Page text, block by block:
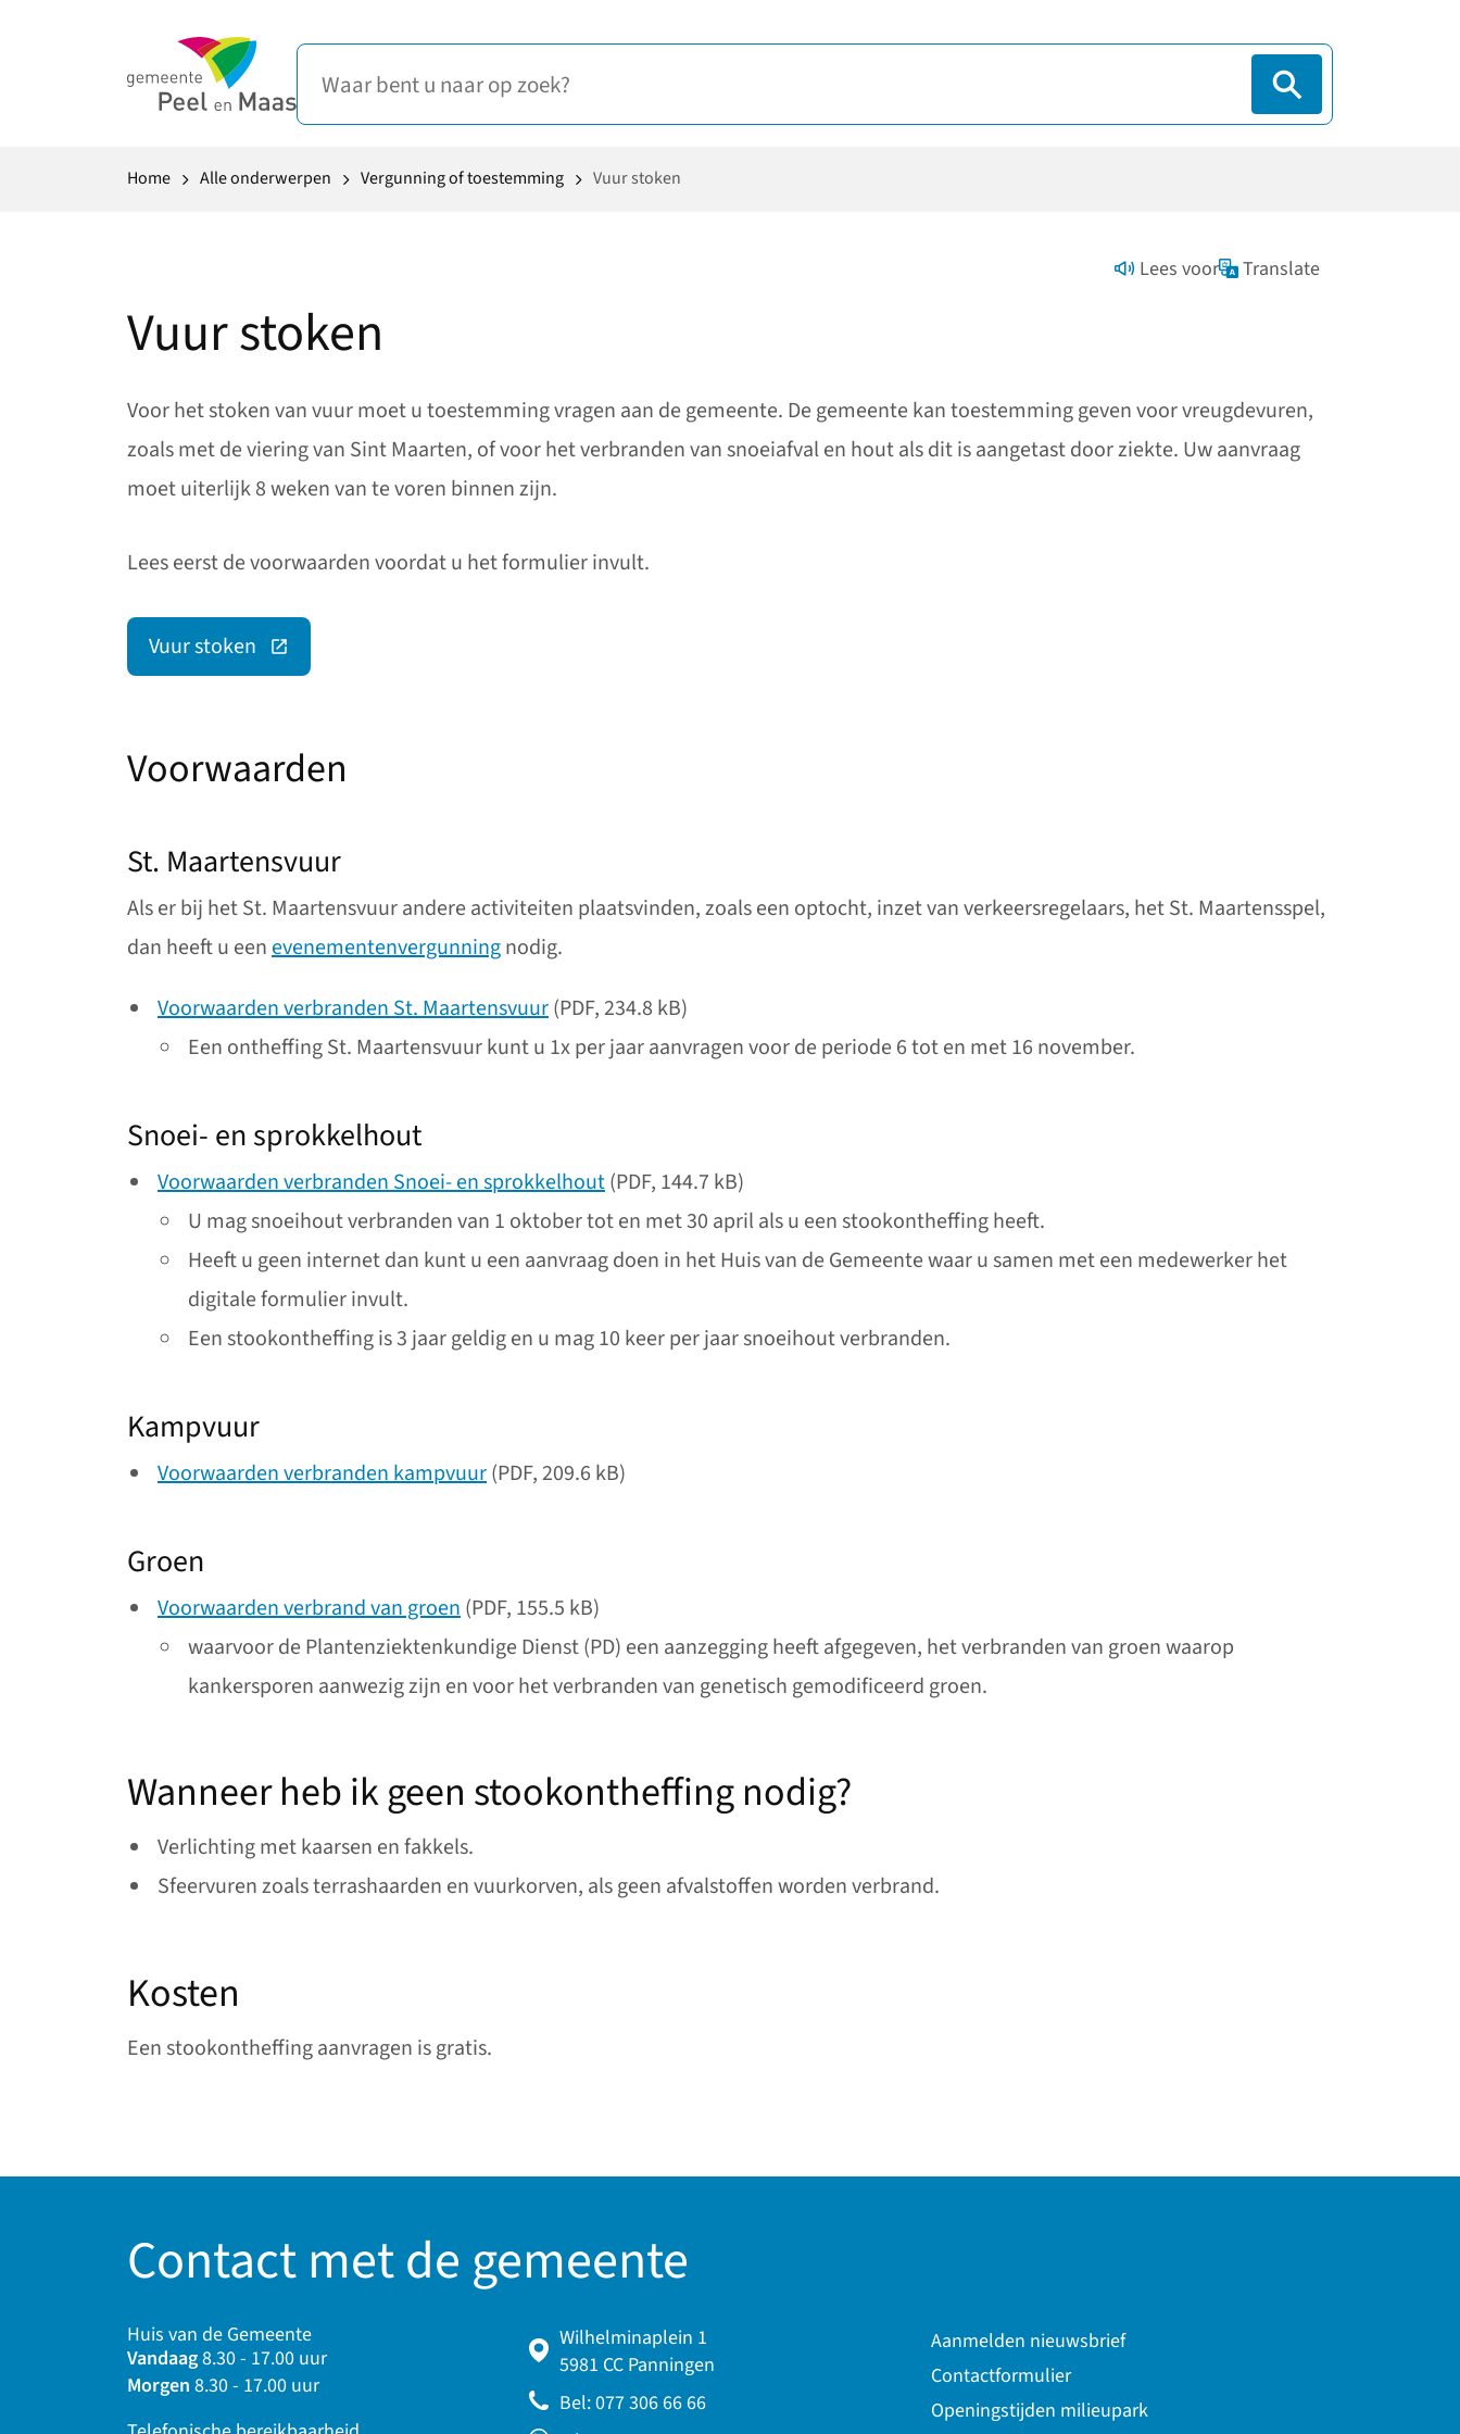
Home Alle onderwerpen Vergunning of toestemming Vuur stoken
Lees voor Translate
Vuur stoken
Voor het stoken van vuur moet u toestemming vragen aan de gemeente. De gemeente kan toestemming geven voor vreugdevuren,
zoals met de viering van Sint Maarten, of voor het verbranden van snoeiafval en hout als dit is aangetast door ziekte. Uw aanvraag
moet uiterlijk 8 weken van te voren binnen zijn.
Lees eerst de voorwaarden voordat u het formulier invult.
Vuur stoken(Deze link gaat naar een externe website)
Voorwaarden
St. Maartensvuur
Als er bij het St. Maartensvuur andere activiteiten plaatsvinden, zoals een optocht, inzet van verkeersregelaars, het St. Maartensspel,
dan heeft u eenevenementenvergunningnodig.
Voorwaarden verbranden St. Maartensvuur(PDF, 234.8 kB)
Een ontheffing St. Maartensvuur kunt u 1x per jaar aanvragen voor de periode 6 tot en met 16 november.
Snoei- en sprokkelhout
Voorwaarden verbranden Snoei- en sprokkelhout(PDF, 144.7 kB)
U mag snoeihout verbranden van 1 oktober tot en met 30 april als u een stookontheffing heeft.
Heeft u geen internet dan kunt u een aanvraag doen in het Huis van de Gemeente waar u samen met een medewerker het
digitale formulier invult.
Een stookontheffing is 3 jaar geldig en u mag 10 keer per jaar snoeihout verbranden.
Kampvuur
Voorwaarden verbranden kampvuur(PDF, 209.6 kB)
Groen
Voorwaarden verbrand van groen(PDF, 155.5 kB)
waarvoor de Plantenziektenkundige Dienst (PD) een aanzegging heeft afgegeven, het verbranden van groen waarop
kankersporen aanwezig zijn en voor het verbranden van genetisch gemodificeerd groen.
Wanneer heb ik geen stookontheffing nodig?
Verlichting met kaarsen en fakkels.
Sfeervuren zoals terrashaarden en vuurkorven, als geen afvalstoffen worden verbrand.
Kosten
Een stookontheffing aanvragen is gratis.
Contact met de gemeente
Huis van de Gemeente
Vandaag8.30 - 17.00 uur
Morgen 8.30 - 17.00 uur
Wilhelminaplein 1
5981 CC Panningen
Bel: 077 306 66 66
Aanmelden nieuwsbrief
Contactformulier
Openingstijden milieupark